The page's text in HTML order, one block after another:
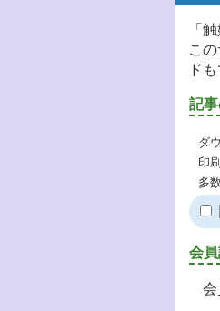
「
こ
ド
記
ダ
印
多
会員
会